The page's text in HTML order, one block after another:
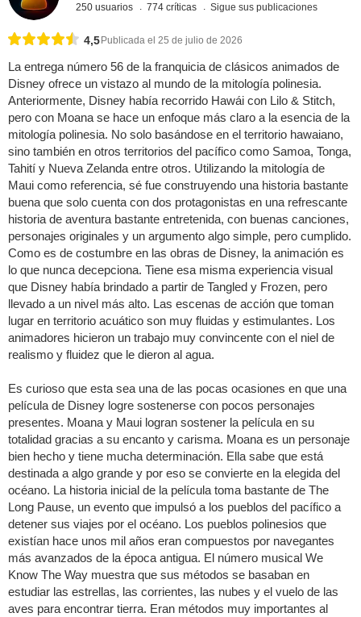
250 usuarios 774 críticas Sigue sus publicaciones
4,5 Publicada el 25 de julio de 2026
La entrega número 56 de la franquicia de clásicos animados de
Disney ofrece un vistazo al mundo de la mitología polinesia.
Anteriormente, Disney había recorrido Hawái con Lilo & Stitch,
pero con Moana se hace un enfoque más claro a la esencia de la
mitología polinesia. No solo basándose en el territorio hawaiano,
sino también en otros territorios del pacífico como Samoa, Tonga,
Tahití y Nueva Zelanda entre otros. Utilizando la mitología de
Maui como referencia, sé fue construyendo una historia bastante
buena que solo cuenta con dos protagonistas en una refrescante
historia de aventura bastante entretenida, con buenas canciones,
personajes originales y un argumento algo simple, pero cumplido.
Como es de costumbre en las obras de Disney, la animación es
lo que nunca decepciona. Tiene esa misma experiencia visual
que Disney había brindado a partir de Tangled y Frozen, pero
llevado a un nivel más alto. Las escenas de acción que toman
lugar en territorio acuático son muy fluidas y estimulantes. Los
animadores hicieron un trabajo muy convincente con el niel de
realismo y fluidez que le dieron al agua.
Es curioso que esta sea una de las pocas ocasiones en que una
película de Disney logre sostenerse con pocos personajes
presentes. Moana y Maui logran sostener la película en su
totalidad gracias a su encanto y carisma. Moana es un personaje
bien hecho y tiene mucha determinación. Ella sabe que está
destinada a algo grande y por eso se convierte en la elegida del
océano. La historia inicial de la película toma bastante de The
Long Pause, un evento que impulsó a los pueblos del pacífico a
detener sus viajes por el océano. Los pueblos polinesios que
existían hace unos mil años eran compuestos por navegantes
más avanzados de la época antigua. El número musical We
Know The Way muestra que sus métodos se basaban en
estudiar las estrellas, las corrientes, las nubes y el vuelo de las
aves para encontrar tierra. Eran métodos muy importantes al